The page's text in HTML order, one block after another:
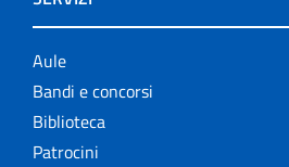
Aule
Bandi e concorsi
Biblioteca
Patrocini